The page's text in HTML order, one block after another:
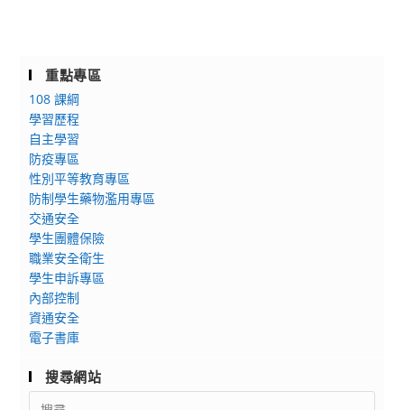
重點專區
108 課綱
學習歷程
自主學習
防疫專區
性別平等教育專區
防制學生藥物濫用專區
交通安全
學生團體保險
職業安全衛生
學生申訴專區
內部控制
資通安全
電子書庫
搜尋網站
Search